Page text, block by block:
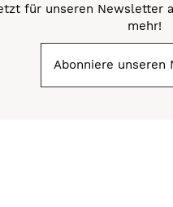
für unseren Newsletter
mehr!
Abonniere unseren